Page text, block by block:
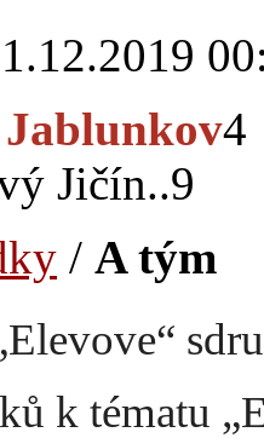
4
Jičín..9
/ A tým
k tématu